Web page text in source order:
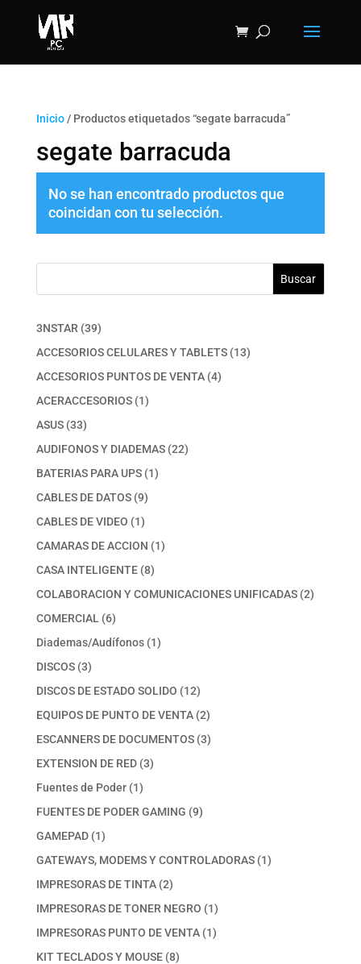
Inicio/ Productos etiquetados “segate barracuda”
segate barracuda
No se han encontrado productos que
coincidan con tu selección.
Buscar
3NSTAR 3939
productos
ACCESORIOS CELULARES Y TABLETS 1313
ACCESORIOS PUNTOS DE VENTA 44
ACERACCESORIOS 11
ASUS 3333
productos
AUDIFONOS Y DIADEMAS 2222
BATERIAS PARA UPS 11
CABLES DE DATOS 99
productos
CABLES DE VIDEO 11
producto
CAMARAS DE ACCION 11
CASA INTELIGENTE 88
productos
COLABORACION Y COMUNICACIONES UNIFICADAS 22
COMERCIAL 66
productos
Diademas/Audífonos 11
DISCOS 33
productos
DISCOS DE ESTADO SOLIDO 1212
productos
EQUIPOS DE PUNTO DE VENTA 22
productos
ESCANNERS DE DOCUMENTOS 33
EXTENSION DE RED 33
Fuentes de Poder 11
producto
FUENTES DE PODER GAMING 99
GAMEPAD 11
producto
GATEWAYS, MODEMS Y CONTROLADORAS 11
IMPRESORAS DE TINTA 22
productos
IMPRESORAS DE TONER NEGRO 11
producto
IMPRESORAS PUNTO DE VENTA 11
KIT TECLADOS Y MOUSE 88